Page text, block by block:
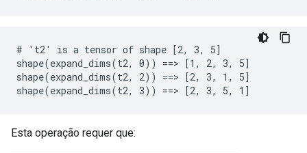
# 't2' is a tensor of shape [2, 3, 5]
shape(expand_dims(t2, 0)) ==> [1, 2, 3, 5]
shape(expand_dims(t2, 2)) ==> [2, 3, 1, 5]
shape(expand_dims(t2, 3)) ==> [2, 3, 5, 1]
Esta operação requer que: